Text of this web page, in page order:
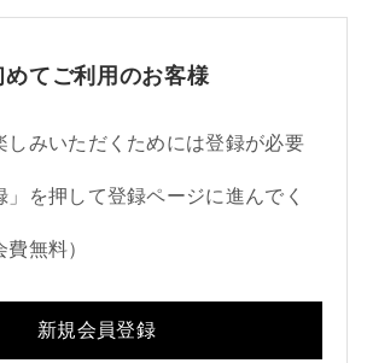
めてご利用のお客様
しみいただくためには登録が必要
」を押して登録ページに進んでく
費無料）
新規会員登録